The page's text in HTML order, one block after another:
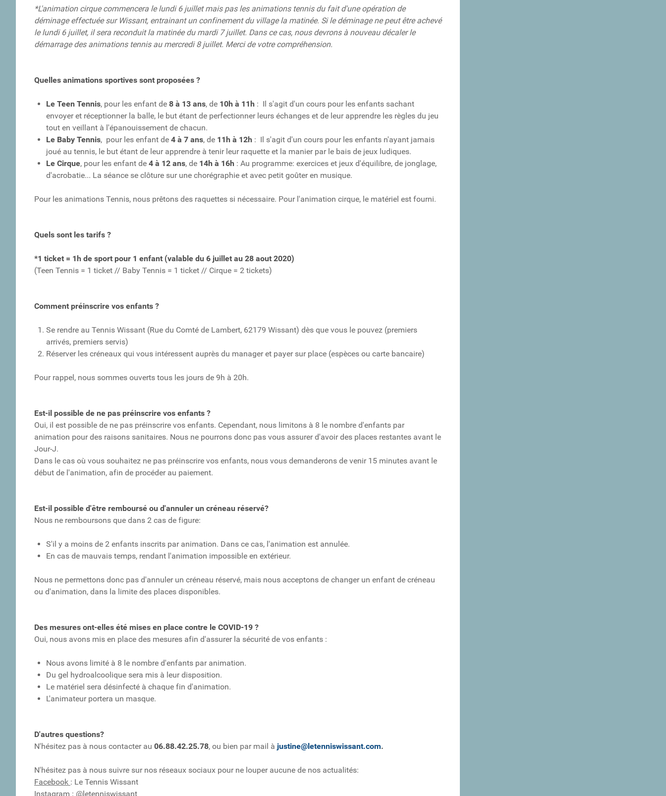
*L'animation cirque commencera le lundi 6 juillet mais pas les animations tennis du fait d'une opération de
déminage effectuée sur Wissant, entrainant un confinement du village la matinée. Si le déminage ne peut être achevé
le lundi 6 juillet, il sera reconduit la matinée du mardi 7 juillet. Dans ce cas, nous devrons à nouveau décaler le
démarrage des animations tennis au mercredi 8 juillet. Merci de votre compréhension.
Quelles animations sportives sont proposées ?
Le Teen Tennis, pour les enfant de 8 à 13 ans, de 10h à 11h : Il s'agit d'un cours pour les enfants sachant
envoyer et réceptionner la balle, le but étant de perfectionner leurs échanges et de leur apprendre les règles du jeu
tout en veillant à l'épanouissement de chacun.
Le Baby Tennis, pour les enfant de 4 à 7 ans, de 11h à 12h : Il s'agit d'un cours pour les enfants n'ayant jamais
joué au tennis, le but étant de leur apprendre à tenir leur raquette et la manier par le bais de jeux ludiques.
Le Cirque, pour les enfant de 4 à 12 ans, de 14h à 16h : Au programme: exercices et jeux d'équilibre, de jonglage,
d'acrobatie... La séance se clôture sur une chorégraphie et avec petit goûter en musique.
Pour les animations Tennis, nous prêtons des raquettes si nécessaire. Pour l'animation cirque, le matériel est fourni.
Quels sont les tarifs ?
*1 ticket = 1h de sport pour 1 enfant (valable du 6 juillet au 28 aout 2020)
(Teen Tennis = 1 ticket // Baby Tennis = 1 ticket // Cirque = 2 tickets)
Comment préinscrire vos enfants ?
Se rendre au Tennis Wissant (Rue du Comté de Lambert, 62179 Wissant) dès que vous le pouvez (premiers
arrivés, premiers servis)
Réserver les créneaux qui vous intéressent auprès du manager et payer sur place (espèces ou carte bancaire)
Pour rappel, nous sommes ouverts tous les jours de 9h à 20h.
Est-il possible de ne pas préinscrire vos enfants ?
Oui, il est possible de ne pas préinscrire vos enfants. Cependant, nous limitons à 8 le nombre d'enfants par
animation pour des raisons sanitaires. Nous ne pourrons donc pas vous assurer d'avoir des places restantes avant le
Jour-J.
Dans le cas où vous souhaitez ne pas préinscrire vos enfants, nous vous demanderons de venir 15 minutes avant le
début de l'animation, afin de procéder au paiement.
Est-il possible d'être remboursé ou d'annuler un créneau réservé?
Nous ne remboursons que dans 2 cas de figure:
S'il y a moins de 2 enfants inscrits par animation. Dans ce cas, l'animation est annulée.
En cas de mauvais temps, rendant l'animation impossible en extérieur.
Nous ne permettons donc pas d'annuler un créneau réservé, mais nous acceptons de changer un enfant de créneau
ou d'animation, dans la limite des places disponibles.
Des mesures ont-elles été mises en place contre le COVID-19 ?
Oui, nous avons mis en place des mesures afin d'assurer la sécurité de vos enfants :
Nous avons limité à 8 le nombre d'enfants par animation.
Du gel hydroalcoolique sera mis à leur disposition.
Le matériel sera désinfecté à chaque fin d'animation.
L'animateur portera un masque.
D'autres questions?
N'hésitez pas à nous contacter au 06.88.42.25.78, ou bien par mail à justine@letenniswissant.com.
N'hésitez pas à nous suivre sur nos réseaux sociaux pour ne louper aucune de nos actualités:
Facebook : Le Tennis Wissant
Instagram : @letenniswissant